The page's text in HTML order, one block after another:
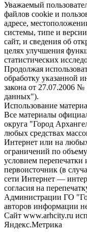
Уважаемый
файлов cookie и
адресе,
системы, типе и
сайт, и сведения об
целях улучшения
статистических
Продолжая
обработку указанной
закона от 27.07.2006
данных").
Использование
Все материалы
округа "Город
любых средствах
Интернет или на
ограничений по
условием перепечатки
первоисточник (в
сети Интернет —
согласия на
Администрации ГО
авторов информации
Сайт www.arhcity.ru
Яндекс.Метрика